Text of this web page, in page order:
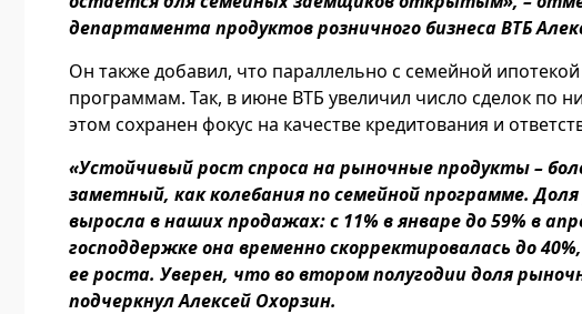
департамента продуктов розничного бизнеса ВТБ
Он также добавил, что параллельно с семейной
программам. Так, в июне ВТБ увеличил число сделок по
этом сохранен фокус на качестве кредитования и
«Устойчивый рост спроса на рыночные продукты –
заметный, как колебания по семейной программе.
выросла в наших продажах: с 11% в январе до 59% в
господдержке она временно скорректировалась до
ее роста. Уверен, что во втором полугодии доля
подчеркнул Алексей Охорзин.